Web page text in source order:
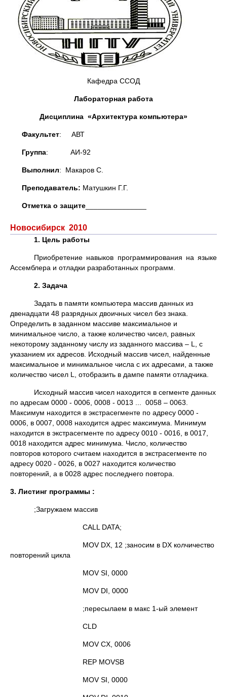
Кафедра ССОД
Лабораторная работа
Дисциплина «Архитектура компьютера»
Факультет: АВТ
Группа: АИ-92
Выполнил: Макаров С.
Преподаватель: Матушкин Г.Г.
Отметка о защите
Новосибирск 2010
1. Цель работы
Приобретение навыков программирования на языке
Ассемблера и отладки разработанных программ.
2. Задача
Задать в памяти компьютера массив данных из
двенадцати 48 разрядных двоичных чисел без знака.
Определить в заданном массиве максимальное и
минимальное число, а также количество чисел, равных
некоторому заданному числу из заданного массива – L, с
указанием их адресов. Исходный массив чисел, найденные
максимальное и минимальное числа с их адресами, а также
количество чисел L, отобразить в дампе памяти отладчика.
Исходный массив чисел находится в сегменте данных
по адресам 0000 - 0006, 0008 - 0013 ... 0058 – 0063.
Максимум находится в экстрасегменте по адресу 0000 -
0006, в 0007, 0008 находится адрес максимума. Минимум
находится в экстрасегменте по адресу 0010 - 0016, в 0017,
0018 находится адрес минимума. Число, количество
повторов которого считаем находится в экстрасегменте по
адресу 0020 - 0026, в 0027 находится количество
повторений, а в 0028 адрес последнего повтора.
3. Листинг программы :
;Загружаем массив
CALL DATA;
MOV DX, 12 ;заносим в DX колчичество
повторений цикла
MOV SI, 0000
MOV DI, 0000
;пересылаем в макс 1-ый элемент
CLD
MOV CX, 0006
REP MOVSB
MOV SI, 0000